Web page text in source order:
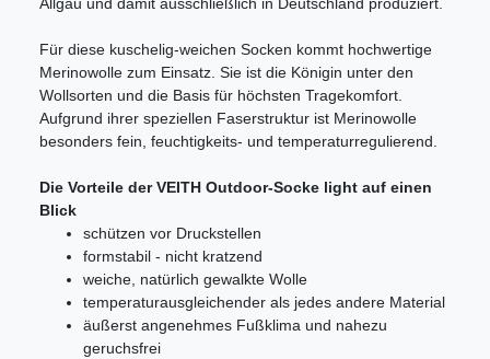
Allgäu und damit ausschließlich in Deutschland produziert.
Für diese kuschelig-weichen Socken kommt hochwertige
Merinowolle zum Einsatz. Sie ist die Königin unter den
Wollsorten und die Basis für höchsten Tragekomfort.
Aufgrund ihrer speziellen Faserstruktur ist Merinowolle
besonders fein, feuchtigkeits- und temperaturregulierend.
Die Vorteile der VEITH Outdoor-Socke light auf einen
Blick
schützen vor Druckstellen
formstabil - nicht kratzend
weiche, natürlich gewalkte Wolle
temperaturausgleichender als jedes andere Material
äußerst angenehmes Fußklima und nahezu
geruchsfrei